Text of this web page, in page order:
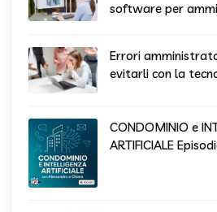
software per
Errori
evitarli con la
CONDOMINIO e
ARTIFICIALE